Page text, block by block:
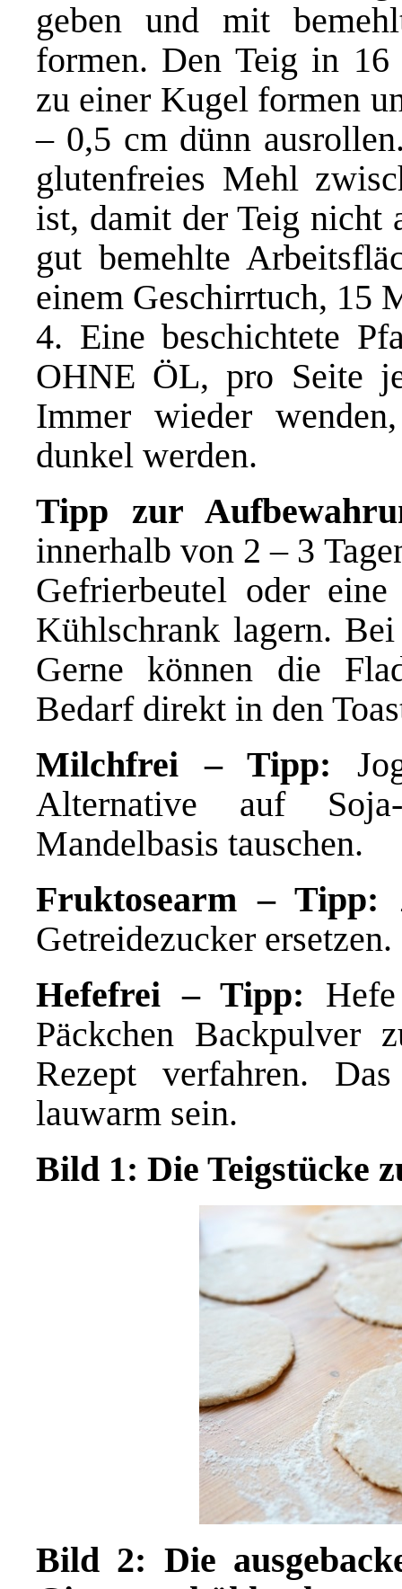
geben und mit
formen. Den Teig in 16
zu einer Kugel formen
– 0,5 cm dünn
glutenfreies Mehl
ist, damit der Teig nicht
gut bemehlte
einem Geschirrtuch, 15
4. Eine beschichtete
OHNE ÖL, pro Seite
Immer wieder
dunkel werden.
Tipp zur
innerhalb von 2 – 3
Gefrierbeutel oder
Kühlschrank lagern.
Gerne können die
Bedarf direkt in den
Milchfrei – Tipp:
Alternative auf
Mandelbasis tauschen.
Fruktosearm – Tipp:
Getreidezucker ersetzen.
Hefefrei – Tipp:
Päckchen Backpulver
Rezept verfahren.
lauwarm sein.
Bild 1: Die Teigstücke
Bild 2: Die